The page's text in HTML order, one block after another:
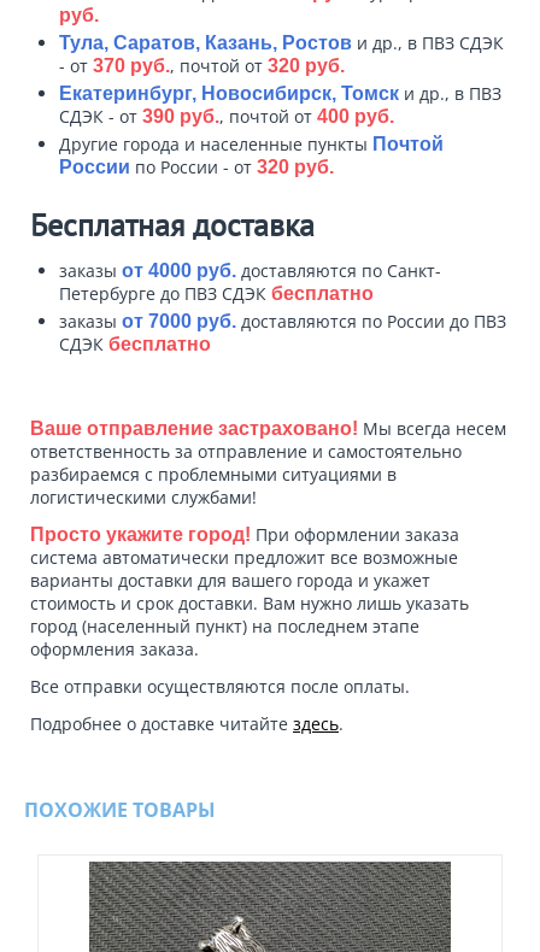
руб.
Тула, Саратов, Казань, Ростов и др., в ПВЗ СДЭК
- от 370 руб., почтой от 320 руб.
Екатеринбург, Новосибирск, Томск и др., в ПВЗ
СДЭК - от 390 руб., почтой от 400 руб.
Другие города и населенные пункты Почтой
России по России - от 320 руб.
Бесплатная доставка
заказы от 4000 руб. доставляются по Санкт-
Петербурге до ПВЗ СДЭК бесплатно
заказы от 7000 руб. доставляются по России до ПВЗ
СДЭК бесплатно
Ваше отправление застраховано! Мы всегда несем
ответственность за отправление и самостоятельно
разбираемся с проблемными ситуациями в
логистическими службами!
Просто укажите город! При оформлении заказа
система автоматически предложит все возможные
варианты доставки для вашего города и укажет
стоимость и срок доставки. Вам нужно лишь указать
город (населенный пункт) на последнем этапе
оформления заказа.
Все отправки осуществляются после оплаты.
Подробнее о доставке читайте здесь.
ПОХОЖИЕ ТОВАРЫ